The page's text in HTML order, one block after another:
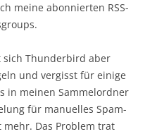
meine abonnierten RSS-
sich Thunderbird aber
und vergisst für einige
in meinen Sammelordner
für manuelles Spam-
Das Problem trat